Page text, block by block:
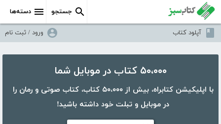
دسته‌ها جستجو
آپلود کتاب ورود / ثبت نام
۵۰،۰۰۰ کتاب در موبایل شما
با اپلیکیشن کتابراه، بیش از ۵۰،۰۰۰ کتاب، کتاب صوتی و رمان را
در موبایل و تبلت خود داشته باشید!